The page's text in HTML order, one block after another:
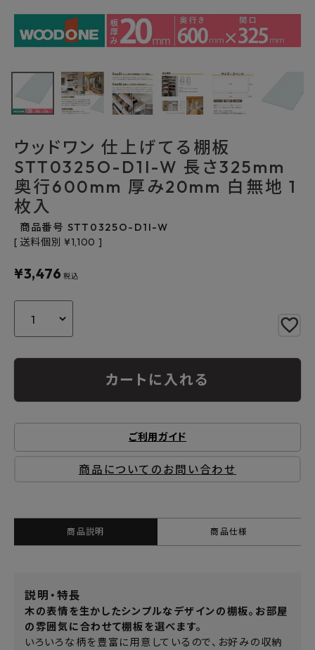
ウッドワン 仕上げ
W 長さ325mm 奥
行600mm 厚み
20mm 白無地 1
FAX注文はこちらから
カテゴリーから選ぶ
メーカーから選ぶ
メルマガ登録
特定商取引法について
プライバシーポリシー
ウッドワン 仕上げてる棚板
STT0325O-D1I-W 長さ325mm
奥行600mm 厚み20mm 白無地 1
枚入
商品番号 STT0325O-D1I-W
送料個別 ¥1,100
¥3,476 税込
カートに入れる
ご利用ガイド
商品についてのお問い合わせ
商品説明 商品仕様
説明・特長
木の表情を生かしたシンプルなデザインの棚板。お部屋
の雰囲気に合わせて棚板を選べます。
いろいろな柄を豊富に用意しているので、お好みの収納